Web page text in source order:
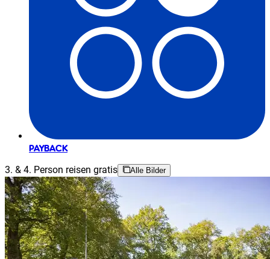
PAYBACK
3. & 4. Person reisen gratis Alle Bilder